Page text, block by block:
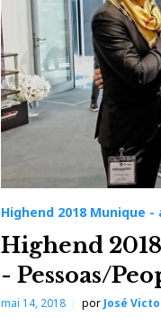
Highend 2018 Munique
Highend
- Pessoas/
mai 14, 2018 por José